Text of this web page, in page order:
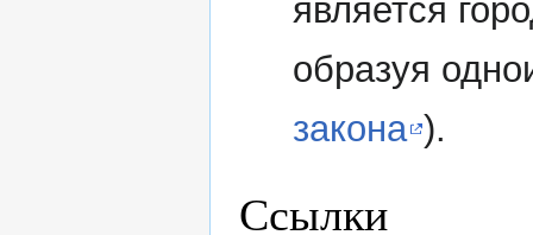
является
образуя
закона ).
Ссылки